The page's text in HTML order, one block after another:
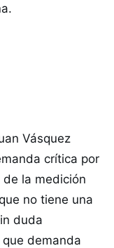
Vásquez
crítica por
la medición
no tiene una
duda
demanda